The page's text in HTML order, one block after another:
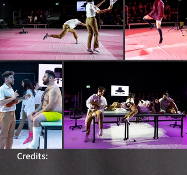
Credits: